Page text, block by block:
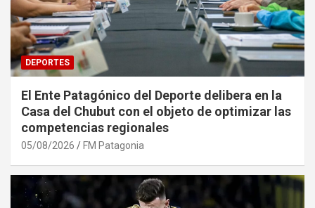
DEPORTES
El Ente Patagónico del Deporte delibera en la
Casa del Chubut con el objeto de optimizar las
competencias regionales
05/08/2026 FM Patagonia